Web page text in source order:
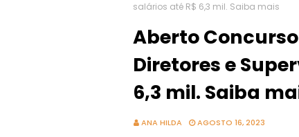
salários até R$ 6,3 mil. Saiba mais
Aberto
Diretores e
6,3 mil. Saiba
ANA HILDA AGOSTO 16, 2023